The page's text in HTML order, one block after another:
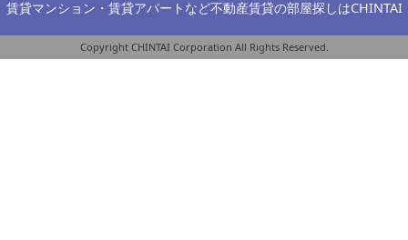
賃貸マンション・賃貸アパートなど不動産賃貸の部屋探しはCHINTAI
Copyright CHINTAI Corporation All Rights Reserved.